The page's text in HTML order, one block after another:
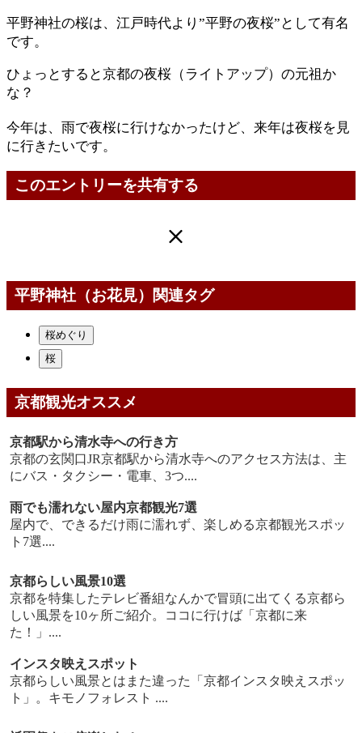
平野神社の桜は、江戸時代より”平野の夜桜”として有名
です。
ひょっとすると京都の夜桜（ライトアップ）の元祖か
な？
今年は、雨で夜桜に行けなかったけど、来年は夜桜を見
に行きたいです。
このエントリーを共有する
平野神社（お花見）関連タグ
桜めぐり
桜
京都観光オススメ
京都駅から清水寺への行き方
京都の玄関口JR京都駅から清水寺へのアクセス方法は、主
にバス・タクシー・電車、3つ....
雨でも濡れない屋内京都観光7選
屋内で、できるだけ雨に濡れず、楽しめる京都観光スポッ
ト7選....
京都らしい風景10選
京都を特集したテレビ番組なんかで冒頭に出てくる京都ら
しい風景を10ヶ所ご紹介。ココに行けば「京都に来
た！」....
インスタ映えスポット
京都らしい風景とはまた違った「京都インスタ映えスポッ
ト」。キモノフォレスト ....